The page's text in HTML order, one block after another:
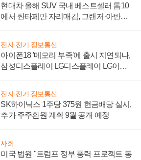
현대차 올해 SUV 국내 베스트셀러 톱10
에서 싼타페만 자리매김, 그랜저·아반떼
전자·전기·정보통신
아이폰18 '메모리 부족'에 출시 지연되나,
삼성디스플레이 LG디스플레이 LG이노
전자·전기·정보통신
SK하이닉스 1주당 375원 현금배당 실시,
추가 주주환원 계획 9월 공개 예정
사회
미국 법원 "트럼프 정부 풍력 프로젝트 동